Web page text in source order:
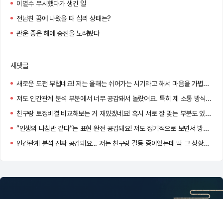
이별수 무시했다가 생긴 일
전남친 꿈에 나왔을 때 심리 상태는?
관운 좋은 해에 승진을 노려봤다
새댓글
새로운 도전 부럽네요! 저는 올해는 쉬어가는 시기라고 해서 마음을 가볍게 먹고 있어요~
저도 인간관계 분석 부분에서 너무 공감돼서 놀랐어요. 특히 제 소통 방식이 그대로 설명돼 있더라고요!
친구랑 토정비결 비교해보는 거 재밌겠네요! 혹시 서로 잘 맞는 부분도 있었나요?
“인생의 나침반 같다”는 표현 완전 공감돼요! 저도 정기적으로 보면서 방향을 다시 잡고 있어요 :)
인간관계 분석 진짜 공감돼요… 저는 친구랑 갈등 중이었는데 딱 그 상황이 나와서 놀랐어요!